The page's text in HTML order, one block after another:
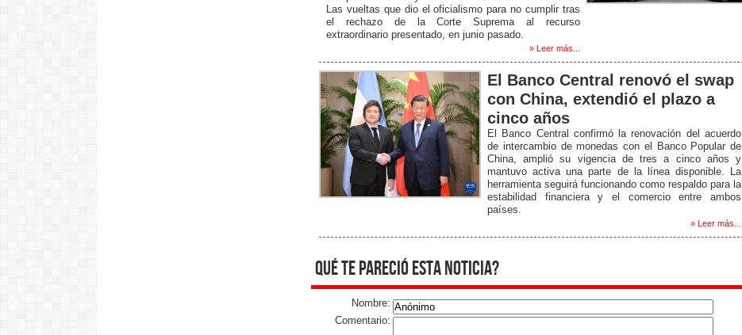
Las vueltas que dio el oficialismo para no cumplir tras
el rechazo de la Corte Suprema al recurso
extraordinario presentado, en junio pasado.
» Leer más...
El Banco Central renovó el swap
con China, extendió el plazo a
cinco años
El Banco Central confirmó la renovación del acuerdo
de intercambio de monedas con el Banco Popular de
China, amplió su vigencia de tres a cinco años y
mantuvo activa una parte de la línea disponible. La
herramienta seguirá funcionando como respaldo para la
estabilidad financiera y el comercio entre ambos
países.
» Leer más...
qué te pareció esta noticia?
Nombre:
Comentario: